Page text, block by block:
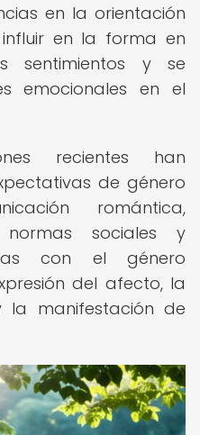
en la orientación
en la forma en
sentimientos y se
emocionales en el
recientes han
de género
romántica,
sociales y
con el género
del afecto, la
la manifestación de